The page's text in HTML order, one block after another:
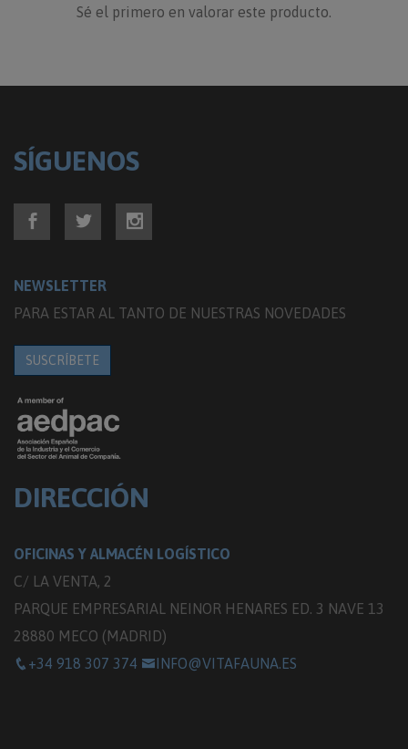
Sé el primero en valorar este producto.
SÍGUENOS
NEWSLETTER
PARA ESTAR AL TANTO DE NUESTRAS NOVEDADES
SUSCRÍBETE
DIRECCIÓN
OFICINAS Y ALMACÉN LOGÍSTICO
C/ LA VENTA, 2
PARQUE EMPRESARIAL NEINOR HENARES ED. 3 NAVE 13
28880 MECO (MADRID)
+34 918 307 374
INFO@VITAFAUNA.ES